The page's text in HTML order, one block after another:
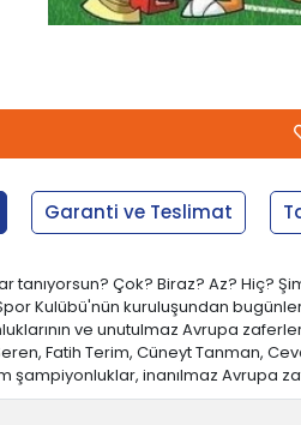
Garanti ve Teslimat
tanıyorsun? Çok? Biraz? Az? Hiç?
Kulübü'nün kuruluşundan
ve unutulmaz Avrupa
Fatih Terim, Cüneyt Tanman,
inanılmaz Avrupa